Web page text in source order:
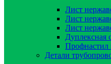
Лист
Лист
Лист
Дуплексная
Детали